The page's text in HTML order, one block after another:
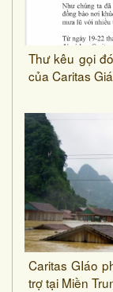
Thư kêu gọi
của Caritas
Caritas GIáo
trợ tại Miền